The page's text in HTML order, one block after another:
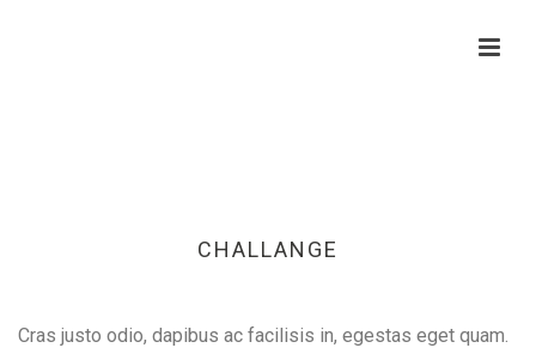
CHALLANGE
Cras justo odio, dapibus ac facilisis in, egestas eget quam.